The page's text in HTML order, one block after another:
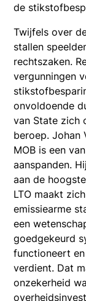
de
Twijfels over
stallen
rechtszaken.
vergunningen
onvoldoende
van State zich
beroep. Johan
MOB is een
aanspanden.
aan de
LTO maakt
emissiearme
een
goedgekeurd
functioneert
verdient. Dat
onzekerheid